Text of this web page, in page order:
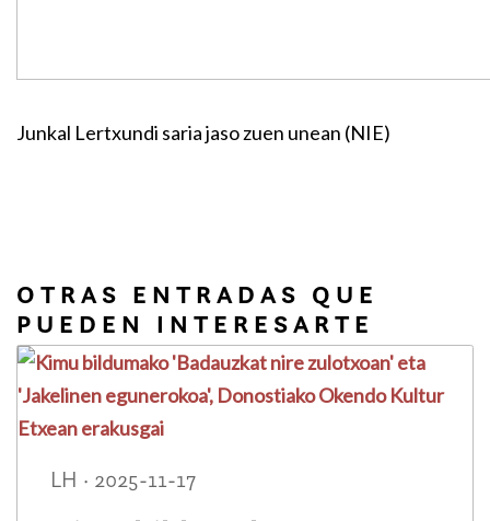
Junkal Lertxundi saria jaso zuen unean (NIE)
OTRAS ENTRADAS QUE
PUEDEN INTERESARTE
LH · 2025-11-17